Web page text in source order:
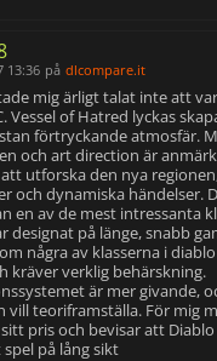
13:36 på dlcompare.it
mig ärligt talat inte att
Vessel of Hatred lyckas
förtryckande atmosfär.
och art direction är
utforska den nya
och dynamiska händelser.
en av de mest intressanta
designat på länge, snabb
några av klasserna i
kräver verklig behärskning.
är mer givande,
vill teoriframställa. För mig
pris och bevisar att
på lång sikt